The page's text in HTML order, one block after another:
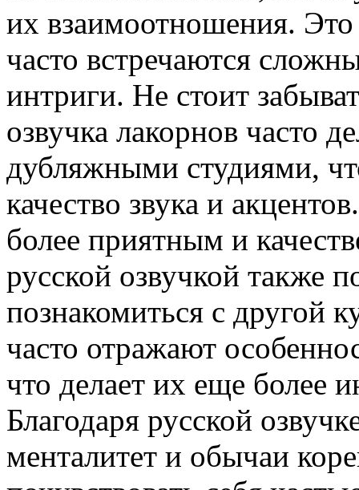
их взаимоотношения.
часто встречаются
интриги. Не стоит
озвучка лакорнов часто
дубляжными студиями,
качество звука и
более приятным и
русской озвучкой также
познакомиться с другой
часто отражают
что делает их еще более
Благодаря русской
менталитет и обычаи